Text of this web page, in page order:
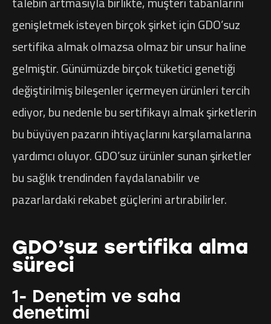
genişletmek isteyen birçok şirket için GDO’suz
sertifika almak olmazsa olmaz bir unsur haline
gelmiştir. Günümüzde birçok tüketici genetiği
değiştirilmiş bileşenler içermeyen ürünleri tercih
ediyor, bu nedenle bu sertifikayı almak şirketlerin
bu büyüyen pazarın ihtiyaçlarını karşılamalarına
yardımcı oluyor. GDO’suz ürünler sunan şirketler
bu sağlık trendinden faydalanabilir ve
pazarlardaki rekabet güçlerini artırabilirler.
GDO’suz sertifika alma
süreci
1- Denetim ve saha
denetimi